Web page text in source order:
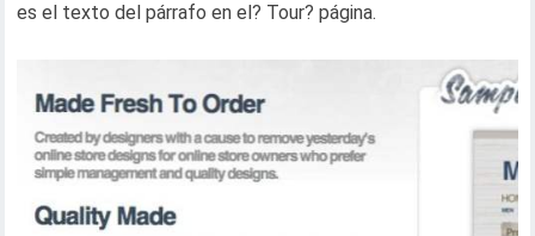
es el texto del párrafo en el? Tour? página.